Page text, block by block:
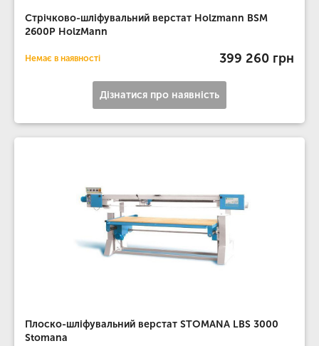
Стрічково-шліфувальний верстат Holzmann BSM
2600P HolzMann
Немає в наявності 399 260 грн
Дізнатися про наявність
Плоско-шліфувальний верстат STOMANA LBS 3000
Stomana